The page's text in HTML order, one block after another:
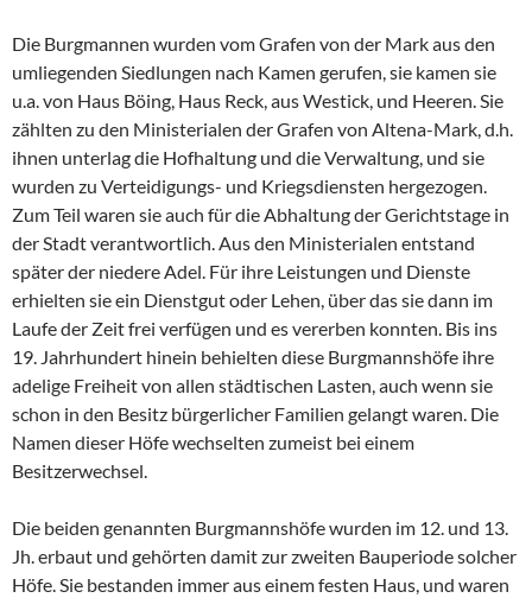
Die Burgmannen wurden vom Grafen von der Mark aus den
umliegenden Siedlungen nach Kamen gerufen, sie kamen sie
u.a. von Haus Böing, Haus Reck, aus Westick, und Heeren. Sie
zählten zu den Ministerialen der Grafen von Altena-Mark, d.h.
ihnen unterlag die Hofhaltung und die Verwaltung, und sie
wurden zu Verteidigungs- und Kriegsdiensten hergezogen.
Zum Teil waren sie auch für die Abhaltung der Gerichtstage in
der Stadt verantwortlich. Aus den Ministerialen entstand
später der niedere Adel. Für ihre Leistungen und Dienste
erhielten sie ein Dienstgut oder Lehen, über das sie dann im
Laufe der Zeit frei verfügen und es vererben konnten. Bis ins
19. Jahrhundert hinein behielten diese Burgmannshöfe ihre
adelige Freiheit von allen städtischen Lasten, auch wenn sie
schon in den Besitz bürgerlicher Familien gelangt waren. Die
Namen dieser Höfe wechselten zumeist bei einem
Besitzerwechsel.
Die beiden genannten Burgmannshöfe wurden im 12. und 13.
Jh. erbaut und gehörten damit zur zweiten Bauperiode solcher
Höfe. Sie bestanden immer aus einem festen Haus, und waren